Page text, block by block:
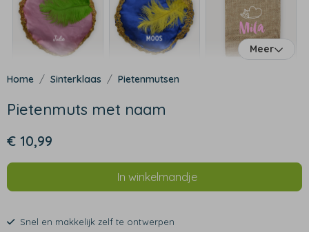
Meer
Sinterklaas Pietenmutsen
Pietenmuts met naam
€ 10,99
In winkelmandje
Snel en makkelijk zelf te ontwerpen